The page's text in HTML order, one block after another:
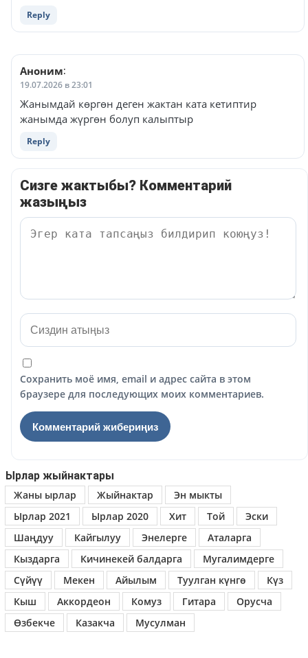
Reply
Аноним:
19.07.2026 в 23:01
Жанымдай көргөн деген жактан ката кетиптир
жанымда жүргөн болуп калыптыр
Reply
Сизге жактыбы? Комментарий
жазыңыз
Сохранить моё имя, email и адрес сайта в этом
браузере для последующих моих комментариев.
Ырлар жыйнактары
Жаны ырлар
Жыйнактар
Эн мыкты
Ырлар 2021
Ырлар 2020 Хит Той
Эски
Шаңдуу
Кайгылуу Энелерге
Аталарга
Кыздарга
Кичинекей балдарга
Мугалимдерге
Сүйүү
Мекен Айылым Туулган күнгө
Күз
Кыш
Аккордеон Комуз Гитара
Орусча
Өзбекче
Казакча Мусулман